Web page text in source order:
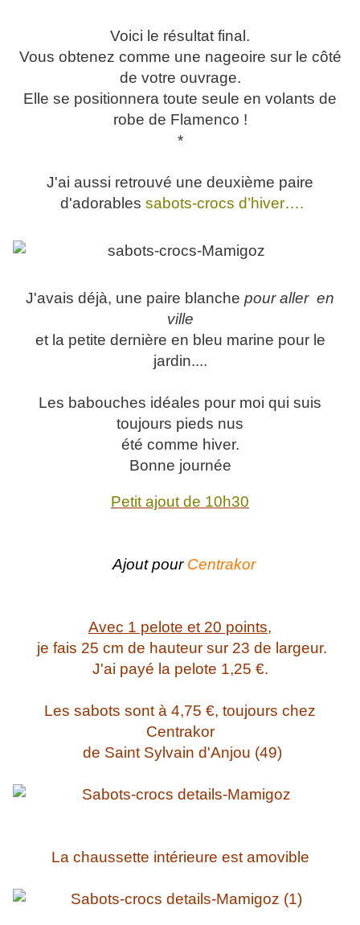
Voici le résultat final.
Vous obtenez comme une nageoire sur le côté
de votre ouvrage.
Elle se positionnera toute seule en volants de
robe de Flamenco !
*
J'ai aussi retrouvé une deuxième paire
d'adorables sabots-crocs d’hiver….
J'avais déjà, une paire blanche pour aller en
ville
et la petite dernière en bleu marine pour le
jardin....
Les babouches idéales pour moi qui suis
toujours pieds nus
été comme hiver.
Bonne journée
Petit ajout de 10h30
Ajout pour Centrakor
Avec 1 pelote et 20 points,
je fais 25 cm de hauteur sur 23 de largeur.
J'ai payé la pelote 1,25 €.
Les sabots sont à 4,75 €, toujours chez
Centrakor
de Saint Sylvain d'Anjou (49)
La chaussette intérieure est amovible